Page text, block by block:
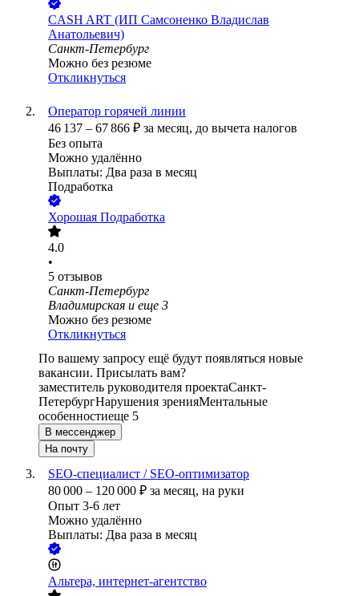
CASH ART (ИП Самсоненко Владислав
Анатольевич)
Санкт-Петербург
Можно без резюме
Откликнуться
Оператор горячей линии
46 137 – 67 866 ₽ за месяц, до вычета налогов
Без опыта
Можно удалённо
Выплаты: Два раза в месяц
Подработка
Хорошая Подработка
4.0
•
5 отзывов
Санкт-Петербург
Владимирская и еще 3
Можно без резюме
Откликнуться
По вашему запросу ещё будут появляться новые
вакансии. Присылать вам?
заместитель руководителя проектаСанкт-
ПетербургНарушения зренияМентальные
особенностиеще 5
В мессенджер
На почту
SEO-специалист / SEO-оптимизатор
80 000 – 120 000 ₽ за месяц, на руки
Опыт 3-6 лет
Можно удалённо
Выплаты: Два раза в месяц
Альтера, интернет-агентство